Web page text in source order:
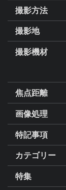
撮影方法
撮影地
撮影機材
焦点距離
画像処理
特記事項
カテゴリー
特集